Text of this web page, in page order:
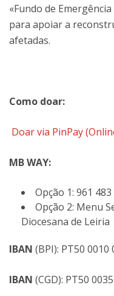
«Fundo de
para apoiar a
afetadas.
Como doar:
Doar via PinPay
MB WAY:
Opção 1: 961 483
Opção 2: Menu
Diocesana de Leiria
IBAN (BPI): PT50 0010
IBAN (CGD): PT50